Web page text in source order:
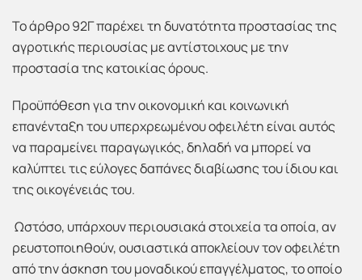
Το άρθρο 92Γ παρέχει τη δυνατότητα προστασίας της
αγροτικής περιουσίας με αντίστοιχους με την
προστασία της κατοικίας όρους.
Προϋπόθεση για την οικονομική και κοινωνική
επανένταξη του υπερχρεωμένου οφειλέτη είναι αυτός
να παραμείνει παραγωγικός, δηλαδή να μπορεί να
καλύπτει τις εύλογες δαπάνες διαβίωσης του ίδιου και
της οικογένειάς του.
Ωστόσο, υπάρχουν περιουσιακά στοιχεία τα οποία, αν
ρευστοποιηθούν, ουσιαστικά αποκλείουν τον οφειλέτη
από την άσκηση του μοναδικού επαγγέλματος, το οποίο